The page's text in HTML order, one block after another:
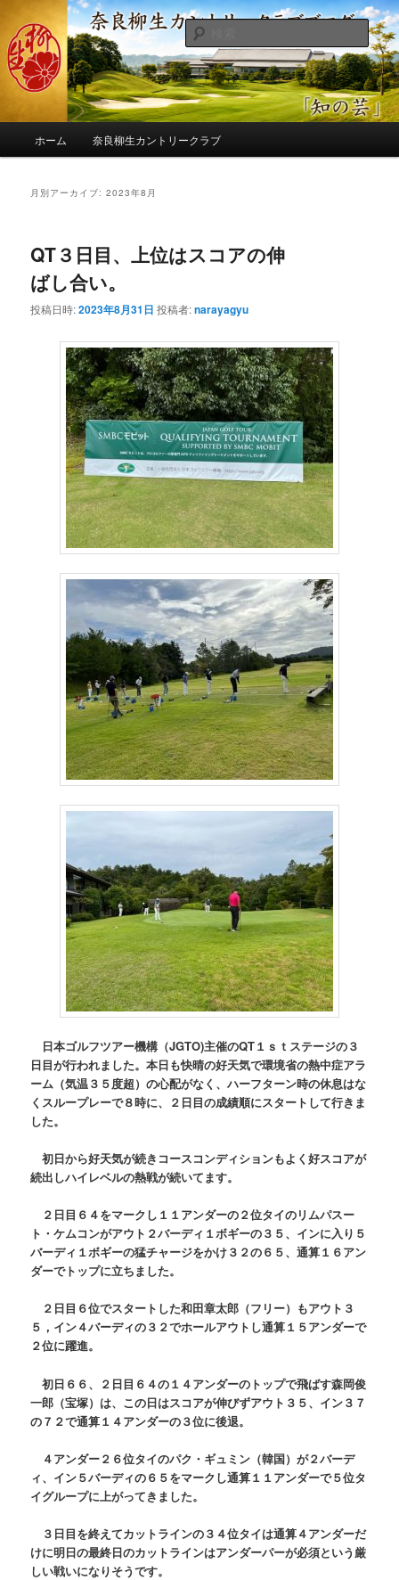
ン
コ
ン
へ
コ
ン
ツ
移
奈良柳生カントリークラブ総支配人
ブログ
季節の話題、クラブの出来事、コースの改修・更新作業、ゴルフに関する随
筆、喜怒哀楽などを気まぐれに発信します。
検
索
ホーム 奈良柳生カントリークラブ
月別アーカイブ:2023年8月
QT３日目、上位はスコアの伸
ばし合い。
投稿日時:2023年8月31日 投稿者:narayagyu
日本ゴルフツアー機構（JGTO)主催のQT１ｓｔステージの３
日目が行われました。本日も快晴の好天気で環境省の熱中症アラ
ーム（気温３５度超）の心配がなく、ハーフターン時の休息はな
くスループレーで８時に、２日目の成績順にスタートして行きま
した。
初日から好天気が続きコースコンディションもよく好スコアが
続出しハイレベルの熱戦が続いてます。
２日目６４をマークし１１アンダーの２位タイのリムパスー
ト・ケムコンがアウト２バーディ１ボギーの３５、インに入り５
バーディ１ボギーの猛チャージをかけ３２の６５、通算１６アン
ダーでトップに立ちました。
２日目６位でスタートした和田章太郎（フリー）もアウト３
５，イン４バーディの３２でホールアウトし通算１５アンダーで
２位に躍進。
初日６６、２日目６４の１４アンダーのトップで飛ばす森岡俊
一郎（宝塚）は、この日はスコアが伸びずアウト３５、イン３７
の７２で通算１４アンダーの３位に後退。
４アンダー２６位タイのパク・ギュミン（韓国）が２バーデ
ィ、イン５バーディの６５をマークし通算１１アンダーで５位タ
イグループに上がってきました。
３日目を終えてカットラインの３４位タイは通算４アンダーだ
けに明日の最終日のカットラインはアンダーパーが必須という厳
しい戦いになりそうです。